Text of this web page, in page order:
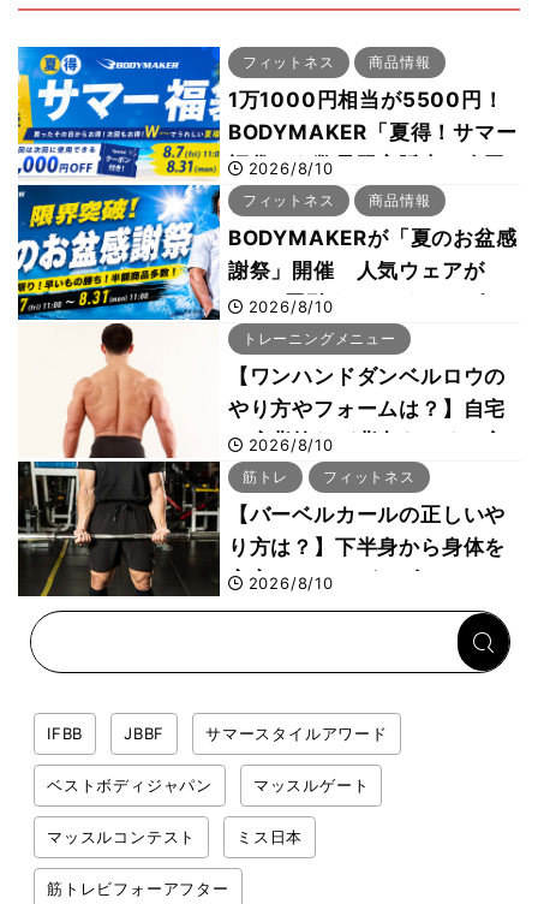
フィットネス 商品情報
1万1000円相当が5500円！
BODYMAKER「夏得！サマー
福袋」を数量限定販売 次回
使える1000円OFFクーポン
も
2026/8/10
フィットネス 商品情報
BODYMAKERが「夏のお盆感
謝祭」開催 人気ウェアが
1000円引き、UVクールポン
チョは半額の990円に
2026/8/10
トレーニングメニュー
【ワンハンドダンベルロウの
やり方やフォームは？】自宅
で広背筋など背中をつくる方
法をボディビル世界王者・鈴
木雅選手が解説
2026/8/10
筋トレ フィットネス
【バーベルカールの正しいや
り方は？】下半身から身体を
安定させるのがカギ！
2026/8/10
IFBB JBBF サマースタイルアワード
ベストボディジャパン マッスルゲート
マッスルコンテスト ミス日本
筋トレビフォーアフター